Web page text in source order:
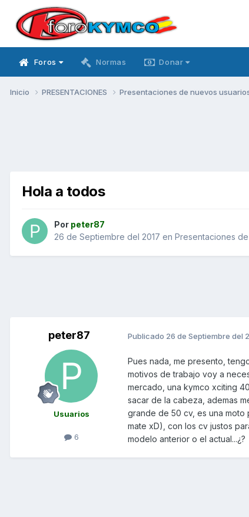
Foros Normas Donar
Inicio PRESENTACIONES Presentaciones de nuevos
Hola a todos
Por peter87
26 de Septiembre del 2017 en Presentaciones
peter87
Usuarios
6
Publicado 26 de Septiembre del
Pues nada, me presento,
motivos de trabajo voy a
mercado, una kymco xciting
sacar de la cabeza, ademas
grande de 50 cv, es una moto
mate xD), con los cv justos
modelo anterior o el actual...¿?